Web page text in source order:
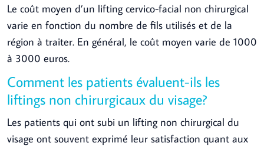
Le coût moyen d’un lifting cervico-facial non chirurgical
varie en fonction du nombre de fils utilisés et de la
région à traiter. En général, le coût moyen varie de 1000
à 3000 euros.
Comment les patients évaluent-ils les
liftings non chirurgicaux du visage?
Les patients qui ont subi un lifting non chirurgical du
visage ont souvent exprimé leur satisfaction quant aux